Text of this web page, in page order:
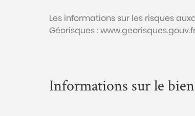
Les informations sur les risques
Géorisques :
Informations sur le bien